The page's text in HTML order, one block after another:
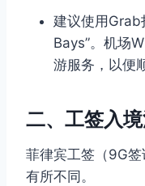
建议使用Grab
Bays”。机场
游服务，以便
二、工签入
菲律宾工签（9G
有所不同。